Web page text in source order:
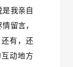
我亲自
留言，
有，还
动地方